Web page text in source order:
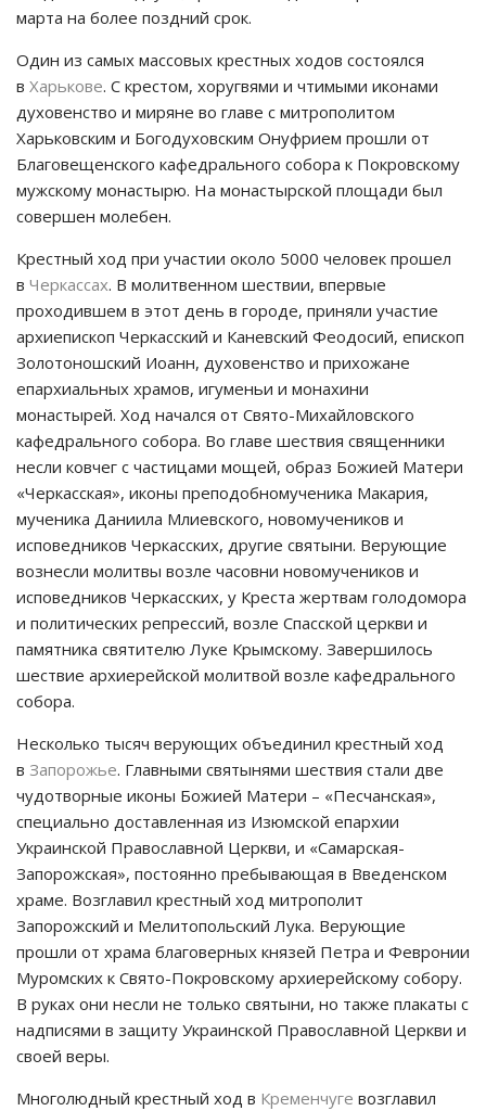
марта на более поздний срок.
Один из самых массовых крестных ходов состоялся
в Харькове. С крестом, хоругвями и чтимыми иконами
духовенство и миряне во главе с митрополитом
Харьковским и Богодуховским Онуфрием прошли от
Благовещенского кафедрального собора к Покровскому
мужскому монастырю. На монастырской площади был
совершен молебен.
Крестный ход при участии около 5000 человек прошел
в Черкассах. В молитвенном шествии, впервые
проходившем в этот день в городе, приняли участие
архиепископ Черкасский и Каневский Феодосий, епископ
Золотоношский Иоанн, духовенство и прихожане
епархиальных храмов, игуменьи и монахини
монастырей. Ход начался от Свято-Михайловского
кафедрального собора. Во главе шествия священники
несли ковчег с частицами мощей, образ Божией Матери
«Черкасская», иконы преподобномученика Макария,
мученика Даниила Млиевского, новомучеников и
исповедников Черкасских, другие святыни. Верующие
вознесли молитвы возле часовни новомучеников и
исповедников Черкасских, у Креста жертвам голодомора
и политических репрессий, возле Спасской церкви и
памятника святителю Луке Крымскому. Завершилось
шествие архиерейской молитвой возле кафедрального
собора.
Несколько тысяч верующих объединил крестный ход
в Запорожье. Главными святынями шествия стали две
чудотворные иконы Божией Матери – «Песчанская»,
специально доставленная из Изюмской епархии
Украинской Православной Церкви, и «Самарская-
Запорожская», постоянно пребывающая в Введенском
храме. Возглавил крестный ход митрополит
Запорожский и Мелитопольский Лука. Верующие
прошли от храма благоверных князей Петра и Февронии
Муромских к Свято-Покровскому архиерейскому собору.
В руках они несли не только святыни, но также плакаты с
надписями в защиту Украинской Православной Церкви и
своей веры.
Многолюдный крестный ход в Кременчуге возглавил